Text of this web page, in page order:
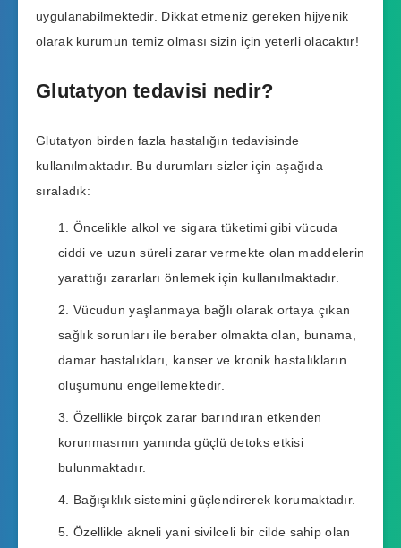
uygulanabilmektedir. Dikkat etmeniz gereken hijyenik
olarak kurumun temiz olması sizin için yeterli olacaktır!
Glutatyon tedavisi nedir?
Glutatyon birden fazla hastalığın tedavisinde
kullanılmaktadır. Bu durumları sizler için aşağıda
sıraladık:
Öncelikle alkol ve sigara tüketimi gibi vücuda
ciddi ve uzun süreli zarar vermekte olan maddelerin
yarattığı zararları önlemek için kullanılmaktadır.
Vücudun yaşlanmaya bağlı olarak ortaya çıkan
sağlık sorunları ile beraber olmakta olan, bunama,
damar hastalıkları, kanser ve kronik hastalıkların
oluşumunu engellemektedir.
Özellikle birçok zarar barındıran etkenden
korunmasının yanında güçlü detoks etkisi
bulunmaktadır.
Bağışıklık sistemini güçlendirerek korumaktadır.
Özellikle akneli yani sivilceli bir cilde sahip olan